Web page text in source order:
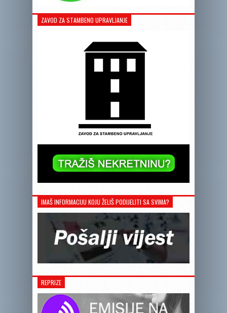
ZAVOD ZA STAMBENO UPRAVLJANJE
IMAŠ INFORMACIJU KOJU ŽELIŠ PODIJELITI SA SVIMA?
REPRIZE